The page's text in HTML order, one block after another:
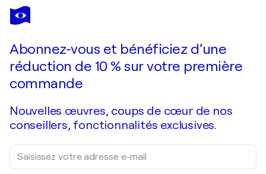
OGNYAN CHITAKOV
"Cavort"
Abonnez-vous et bénéficiez d’une
réduction de 10 % sur votre première
commande
Nouvelles œuvres, coups de cœur de nos
conseillers, fonctionnalités exclusives.